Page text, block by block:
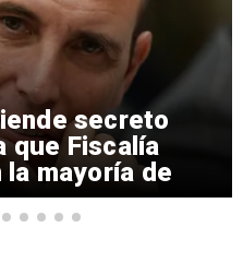
secreto
que Fiscalía
la mayoría de